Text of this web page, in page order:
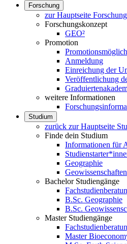
Forschung
zur Hauptseite Forschung
Forschungskonzept
GEO²
Promotion
Anmeldung
Einreichung der
Veröffentlichung
weitere Informationen
Studium
zurück zur Hauptseite
Finde dein Studium
Informationen für
Geographie
Geowissenschaften
Bachelor Studiengänge
B.Sc. Geographie
B.Sc.
Master Studiengänge
Master